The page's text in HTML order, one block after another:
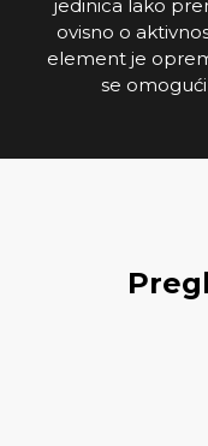
jedinica lako
ovisno o
element je
se